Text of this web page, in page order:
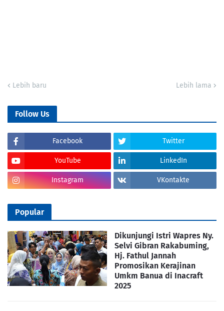
Lebih baru Lebih lama
Follow Us
Facebook Twitter
YouTube LinkedIn
Instagram VKontakte
Popular
Dikunjungi Istri Wapres Ny.
Selvi Gibran Rakabuming,
Hj. Fathul Jannah
Promosikan Kerajinan
Umkm Banua di Inacraft
2025